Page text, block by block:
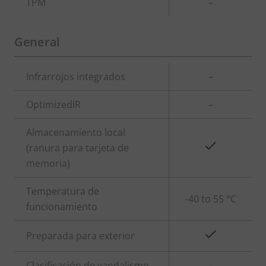
General
Descripción
propiedad
Valor de
Infrarrojos integrados –
OptimizedIR –
Almacenamiento local
(ranura para tarjeta de
memoria)
Temperatura de
funcionamiento
-40 to 55 °C
Preparada para exterior